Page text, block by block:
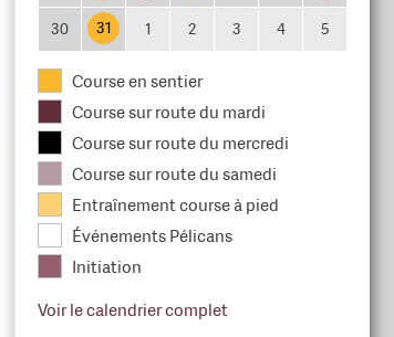
30 31 1 2 3 4 5
Course en sentier
Course sur route du mardi
Course sur route du mercredi
Course sur route du samedi
Entraînement course à pied
Événements Pélicans
Initiation
Voir le calendrier complet